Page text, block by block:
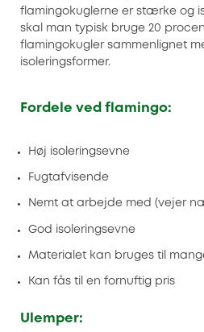
flamingokuglerne er stærke og
skal man typisk bruge 20
flamingokugler sammenlignet
isoleringsformer.
Fordele ved flamingo:
Høj isoleringsevne
Fugtafvisende
Nemt at arbejde med (vejer
God isoleringsevne
Materialet kan bruges til
Kan fås til en fornuftig pris
Ulemper: